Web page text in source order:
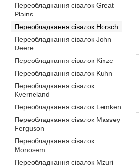
Переобладнання сівалок Great
Plains
Переобладнання сівалок Horsch
Переобладнання сівалок John
Deere
Переобладнання сівалок Kinze
Переобладнання сівалок Kuhn
Переобладнання сівалок
Kverneland
Переобладнання сівалок Lemken
Переобладнання сівалок Massey
Ferguson
Переобладнання сівалок
Monosem
Переобладнання сівалок Mzuri